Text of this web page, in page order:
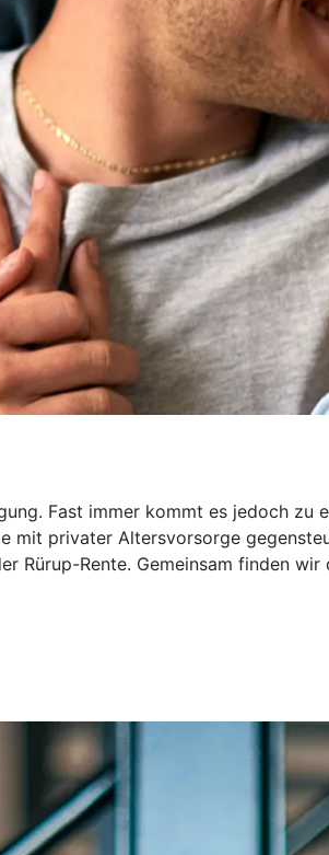
Fast immer kommt es jedoch
privater Altersvorsorge
Rürup-Rente. Gemeinsam finden